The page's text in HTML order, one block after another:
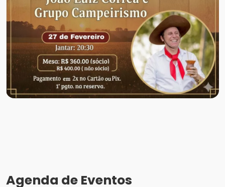
Agenda de Eventos